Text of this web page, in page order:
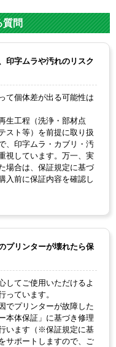
ー
IPSiO-
C310H
C シア
量
IPSiO-
C310HB
K ブラ
容量
シアン
ブラッ
ク
問
印字ムラや汚れのリスク
て個体差が出る可能性は
生工程（洗浄・部材点
スト等）を前提に取り扱
、印字ムラ・カブリ・汚
視しています。万一、実
場合は、保証規定に基づ
入前に保証内容を確認し
プリンターが壊れたら保
してご使用いただけるよ
っています。
でプリンターが故障した
本体保証」に基づき修理
います（※保証規定に基
サポートしますので、ご